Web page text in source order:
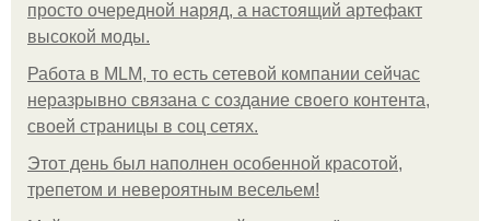
просто очередной наряд, а настоящий артефакт
высокой моды.
Работа в MLM, то есть сетевой компании сейчас
неразрывно связана с создание своего контента,
своей страницы в соц сетях.
Этот день был наполнен особенной красотой,
трепетом и невероятным весельем!